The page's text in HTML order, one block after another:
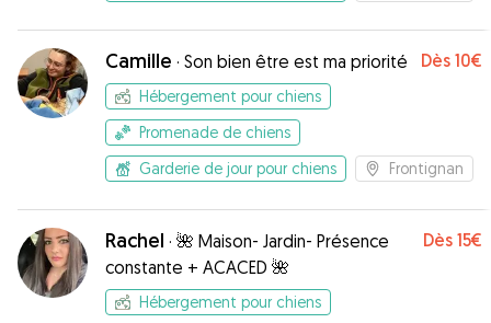
Camille · Son bien être est ma priorité Dès 10€
Hébergement pour chiens
Promenade de chiens
Garderie de jour pour chiens
Frontignan
Rachel · 🌺 Maison- Jardin- Présence
constante + ACACED 🌺
Dès 15€
Hébergement pour chiens